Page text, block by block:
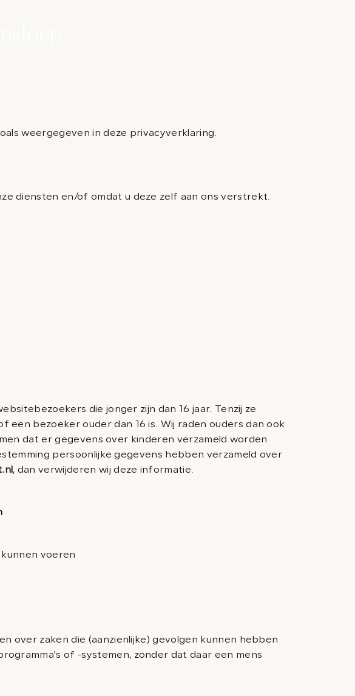
Aanbod
Over ons
weergegeven in deze privacyverklaring.
diensten en/of omdat u deze zelf aan ons verstrekt.
die jonger zijn dan 16 jaar. Tenzij ze
bezoeker ouder dan 16 is. Wij raden ouders dan ook
dat er gegevens over kinderen verzameld worden
persoonlijke gegevens hebben verzameld over
, dan verwijderen wij deze informatie.
voeren
over zaken die (aanzienlijke) gevolgen kunnen hebben
of -systemen, zonder dat daar een mens